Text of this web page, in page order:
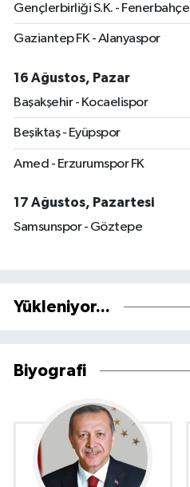
Gençlerbirliği S.K. - Fenerbahçe
Gaziantep FK - Alanyaspor
16 Ağustos, Pazar
Başakşehir - Kocaelispor
Beşiktaş - Eyüpspor
Amed - Erzurumspor FK
17 Ağustos, Pazartesi
Samsunspor - Göztepe
Yükleniyor...
Biyografi